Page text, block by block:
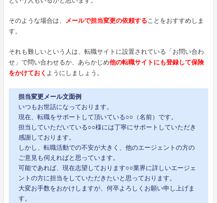
そのような場合は、 メールで担当変更の依頼することをおすすめしま
す。
それも難しいという人は、転職サイトに設置されている「お問い合わ
せ」で問い合わせるか、あらかじめ他の転職サイトにも登録して保険
をかけておく ようにしましょう。
担当変更メール文面例
いつもお世話になっております。
現在、転職をサポートして頂いている○○（名前）です。
担当していただいている○○様には丁寧にサポートしていただき
感謝しております。
しかし、転職活動での不安が大きく、他のエージェントの方の
ご意見も伺えればと思っています。
可能であれば、現在志望しております○○業界に詳しいエージェ
ントの方に担当をしていただきたいと思っております。
大変お手数をおかけしますが、何卒よろしくお願い申し上げま
す。